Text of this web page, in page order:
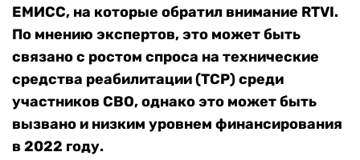
ЕМИСС, на которые обратил внимание RTVI.
По мнению экспертов, это может быть
связано с ростом спроса на технические
средства реабилитации (ТСР) среди
участников СВО, однако это может быть
вызвано и низким уровнем финансирования
в 2022 году.